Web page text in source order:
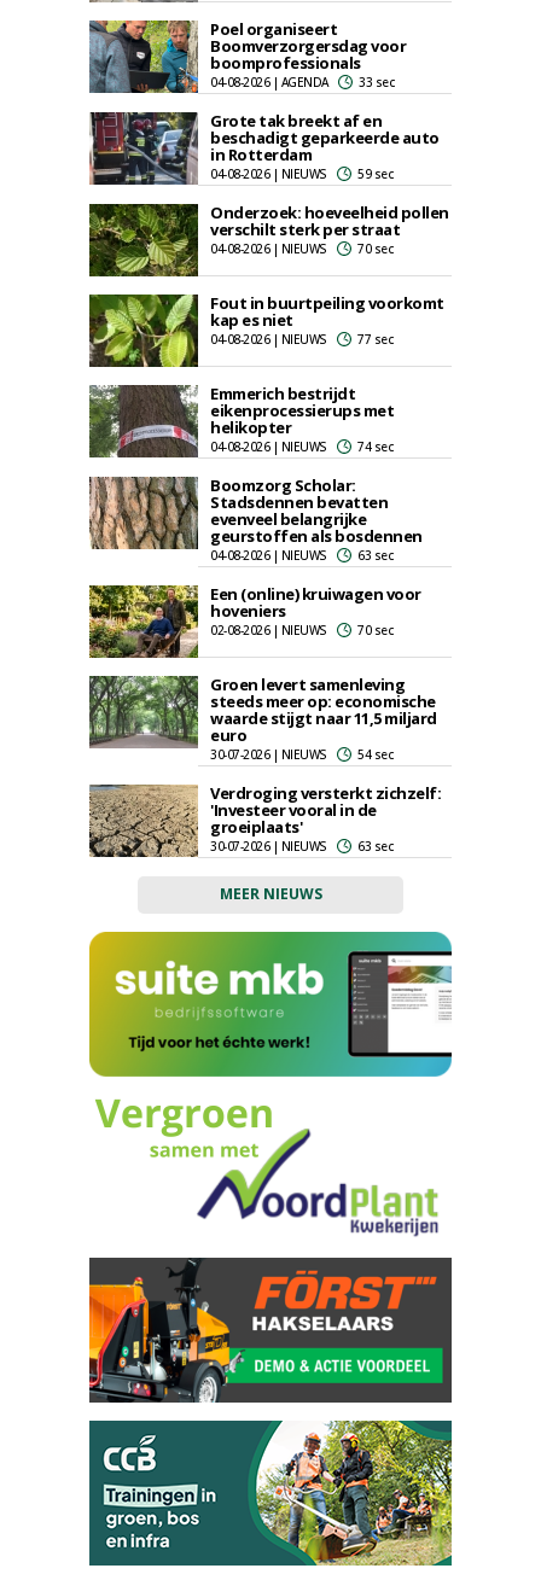
Poel organiseert
Boomverzorgersdag voor
boomprofessionals
04-08-2026 | AGENDA 33 sec
Grote tak breekt af en
beschadigt geparkeerde auto
in Rotterdam
04-08-2026 | NIEUWS 59 sec
Onderzoek: hoeveelheid pollen
verschilt sterk per straat
04-08-2026 | NIEUWS 70 sec
Fout in buurtpeiling voorkomt
kap es niet
04-08-2026 | NIEUWS 77 sec
Emmerich bestrijdt
eikenprocessierups met
helikopter
04-08-2026 | NIEUWS 74 sec
Boomzorg Scholar:
Stadsdennen bevatten
evenveel belangrijke
geurstoffen als bosdennen
04-08-2026 | NIEUWS 63 sec
Een (online) kruiwagen voor
hoveniers
02-08-2026 | NIEUWS 70 sec
Groen levert samenleving
steeds meer op: economische
waarde stijgt naar 11,5 miljard
euro
30-07-2026 | NIEUWS 54 sec
Verdroging versterkt zichzelf:
'Investeer vooral in de
groeiplaats'
30-07-2026 | NIEUWS 63 sec
MEER NIEUWS